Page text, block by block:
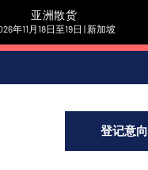
亚洲散货
年11月18日至19日 | 新加坡
登记意向